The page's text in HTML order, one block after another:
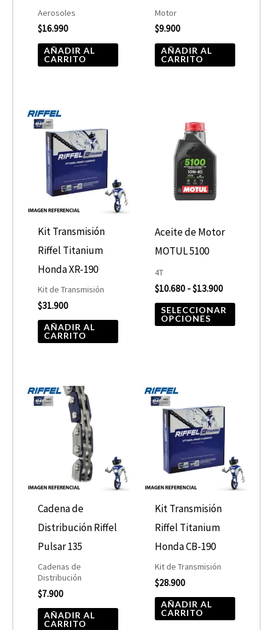
Aerosoles
$16.990
AÑADIR AL
CARRITO
Motor
$9.900
AÑADIR AL
CARRITO
Kit Transmisión
Riffel Titanium
Honda XR-190
Kit de Transmisión
$31.900
AÑADIR AL
CARRITO
Aceite de Motor
MOTUL 5100
4T
$10.680 -$13.900
SELECCIONAR
OPCIONES
en
la
Cadena de
Distribución Riffel
Pulsar 135
Cadenas de
Distribución
$7.900
AÑADIR AL
CARRITO
Kit Transmisión
Riffel Titanium
Honda CB-190
Kit de Transmisión
$28.900
AÑADIR AL
CARRITO